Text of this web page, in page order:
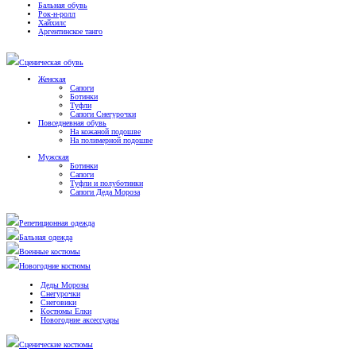
Бальная обувь
Рок-н-ролл
Хайхилс
Аргентинское танго
Сценическая обувь
Женская
Сапоги
Ботинки
Туфли
Сапоги Снегурочки
Повседневная обувь
На кожаной подошве
На полимерной подошве
Мужская
Ботинки
Сапоги
Туфли и полуботинки
Сапоги Деда Мороза
Репетиционная одежда
Бальная одежда
Военные костюмы
Новогодние костюмы
Деды Морозы
Снегурочки
Снеговики
Костюмы Елки
Новогодние аксессуары
Сценические костюмы